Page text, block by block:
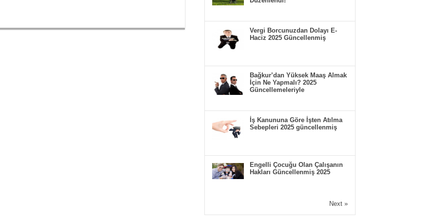
Vergi Borcunuzdan Dolayı E-
Haciz 2025 Güncellenmiş
Bağkur’dan Yüksek Maaş Almak
İçin Ne Yapmalı? 2025
Güncellemeleriyle
İş Kanununa Göre İşten Atılma
Sebepleri 2025 güncellenmiş
Engelli Çocuğu Olan Çalışanın
Hakları Güncellenmiş 2025
Next »